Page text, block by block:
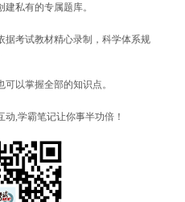
私有的专属题库。
据考试教材精心录制，科学体系规
以掌握全部的知识点。
,学霸笔记让你事半功倍！